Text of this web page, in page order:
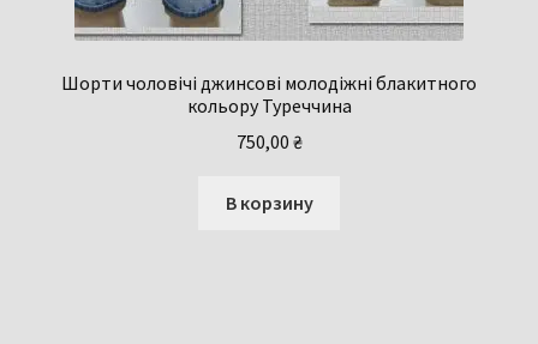
Шорти чоловічі джинсові молодіжні блакитного
кольору Туреччина
750,00 ₴
В корзину